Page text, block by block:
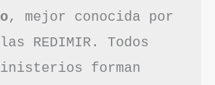
, mejor conocida por
REDIMIR. Todos
forman